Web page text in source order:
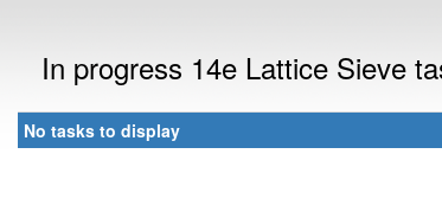
In progress 14e Lattice Sieve
No tasks to display